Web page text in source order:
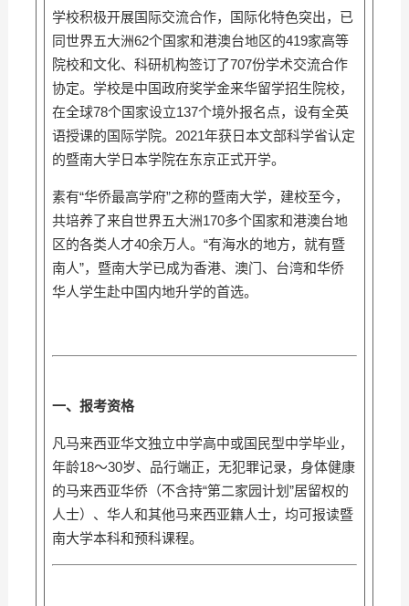
学校积极开展国际交流合作，国际化特色突出，已
同世界五大洲62个国家和港澳台地区的419家高等
院校和文化、科研机构签订了707份学术交流合作
协定。学校是中国政府奖学金来华留学招生院校，
在全球78个国家设立137个境外报名点，设有全英
语授课的国际学院。2021年获日本文部科学省认定
的暨南大学日本学院在东京正式开学。
素有“华侨最高学府”之称的暨南大学，建校至今，
共培养了来自世界五大洲170多个国家和港澳台地
区的各类人才40余万人。“有海水的地方，就有暨
南人”，暨南大学已成为香港、澳门、台湾和华侨
华人学生赴中国内地升学的首选。
一、 报考资格
凡马来西亚华文独立中学高中或国民型中学毕业，
年龄18～30岁、品行端正，无犯罪记录，身体健康
的马来西亚华侨（不含持“第二家园计划”居留权的
人士）、华人和其他马来西亚籍人士，均可报读暨
南大学本科和预科课程。